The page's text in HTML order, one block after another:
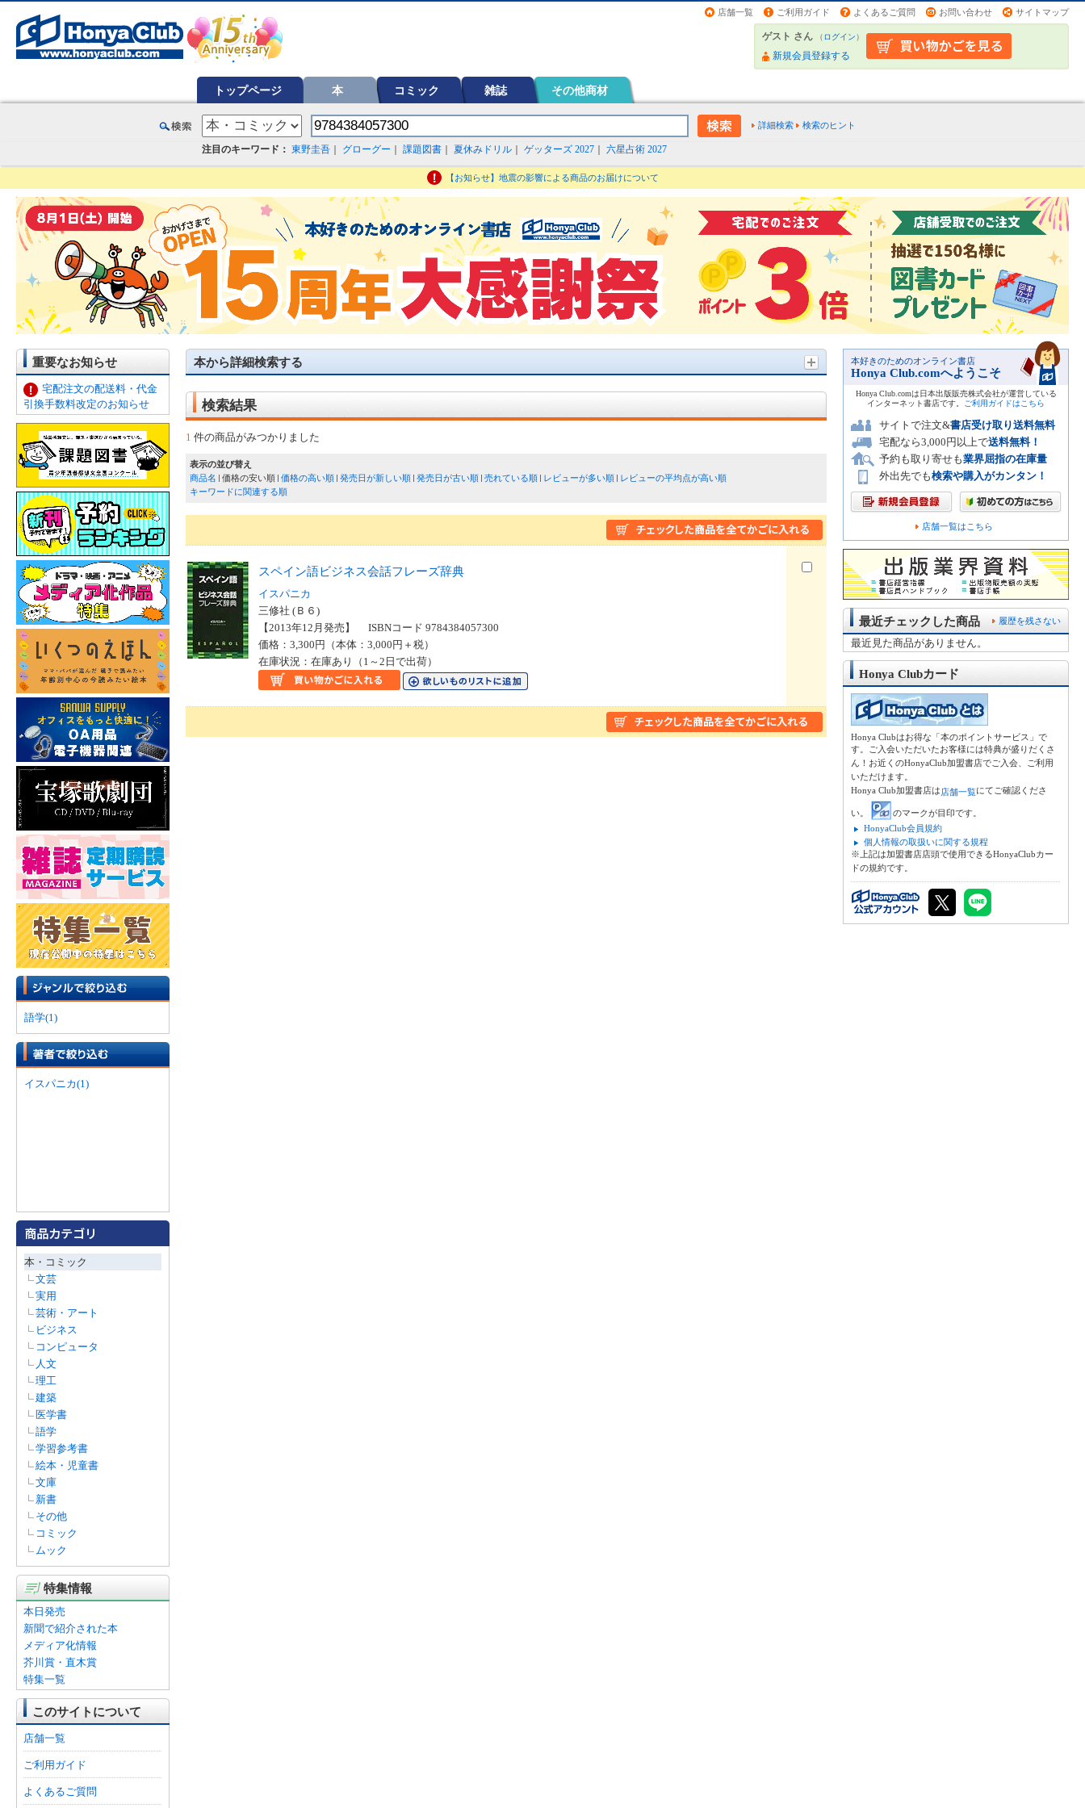
店舗一覧 ご利用ガイド よくあるご質問 お問い合わせ サイトマップ
ゲスト さん （ログイン）
新規会員登録する
トップページ 本 コミック 雑誌 その他商材
詳細検索 検索のヒント
注目のキーワード： 東野圭吾 グローグー 課題図書 夏休みドリル ゲッターズ 2027 六星占術 2027
【お知らせ】地震の影響による商品のお届けについて
重要なお知らせ
宅配注文の配送料・代金
引換手数料改定のお知らせ
語学(1)
イスパニカ(1)
本・コミック
文芸
実用
芸術・アート
ビジネス
コンピュータ
人文
理工
建築
医学書
語学
学習参考書
絵本・児童書
文庫
新書
その他
コミック
ムック
特集情報
本日発売
新聞で紹介された本
メディア化情報
芥川賞・直木賞
特集一覧
このサイトについて
店舗一覧
ご利用ガイド
よくあるご質問
本から詳細検索する
検索結果
1 件の商品がみつかりました
表示の並び替え
商品名
価格の安い順 価格の高い順 発売日が新しい順 発売日が古い順 売れている順 レビューが多い順
レビューの平均点が高い順
キーワードに関連する順
スペイン語ビジネス会話フレーズ辞典
イスパニカ
三修社 (Ｂ６)
【2013年12月発売】 ISBNコード 9784384057300
価格：3,300円（本体：3,000円＋税）
在庫状況：在庫あり（1～2日で出荷）
本好きのためのオンライン書店
Honya Club.comへようこそ
Honya Club.comは日本出版販売株式会社が運営している
インターネット書店です。
ご利用ガイドはこちら
サイトで注文&書店受け取り送料無料
宅配なら3,000円以上で送料無料！
予約も取り寄せも業界屈指の在庫量
外出先でも検索や購入がカンタン！
店舗一覧はこちら
履歴を残さない
最近チェックした商品
最近見た商品がありません。
Honya Clubカード
Honya Clubはお得な「本のポイントサービス」で
す。ご入会いただいたお客様には特典が盛りだくさ
ん！お近くのHonyaClub加盟書店でご入会、ご利用
いただけます。
Honya Club加盟書店は店舗一覧にてご確認くださ
い。
のマークが目印です。
HonyaClub会員規約
個人情報の取扱いに関する規程
※上記は加盟書店店頭で使用できるHonyaClubカー
ドの規約です。